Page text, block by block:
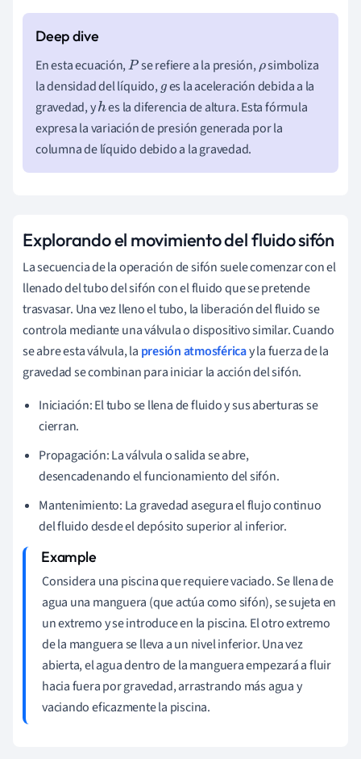
En esta ecuación,P se refiere a la presión,ρsimboliza
la densidad del líquido,ges la aceleración debida a la
gravedad, yhes la diferencia de altura. Esta fórmula
expresa la variación de presión generada por la
columna de líquido debido a la gravedad.
Explorando el movimiento del fluido sifón
La secuencia de la operación de sifón suele comenzar con el
llenado del tubo del sifón con el fluido que se pretende
trasvasar. Una vez lleno el tubo, la liberación del fluido se
controla mediante una válvula o dispositivo similar. Cuando
se abre esta válvula, la presión atmosféricay la fuerza de la
gravedad se combinan para iniciar la acción del sifón.
Iniciación: El tubo se llena de fluido y sus aberturas se
cierran.
Propagación: La válvula o salida se abre,
desencadenando el funcionamiento del sifón.
Mantenimiento: La gravedad asegura el flujo continuo
del fluido desde el depósito superior al inferior.
Considera una piscina que requiere vaciado. Se llena de
agua una manguera (que actúa como sifón), se sujeta en
un extremo y se introduce en la piscina. El otro extremo
de la manguera se lleva a un nivel inferior. Una vez
abierta, el agua dentro de la manguera empezará a fluir
hacia fuera por gravedad, arrastrando más agua y
vaciando eficazmente la piscina.